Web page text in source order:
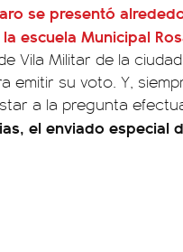
se presentó
escuela Municipal
Vila Militar de la
emitir su voto. Y,
a la pregunta
el enviado especial